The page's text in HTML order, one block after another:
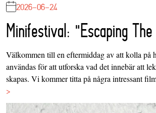
2026-06-24
Minifestival: "Escaping
Välkommen till en eftermiddag av att kolla på
användas för att utforska vad det innebär att
skapas. Vi kommer titta på några intressant
>